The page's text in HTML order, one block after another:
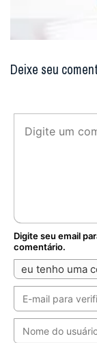
Deixe seu
Digite seu email
comentário.
eu tenho uma